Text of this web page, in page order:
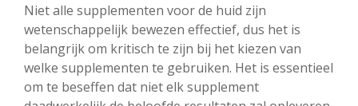
Niet alle supplementen voor de huid zijn
wetenschappelijk bewezen effectief, dus het is
belangrijk om kritisch te zijn bij het kiezen van
welke supplementen te gebruiken. Het is essentieel
om te beseffen dat niet elk supplement